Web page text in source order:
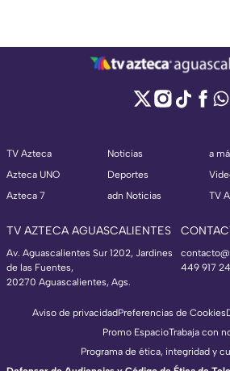
TV Azteca
Azteca UNO
Azteca 7
Noticias
Deportes
adn Noticias
a
TV
TV AZTECA AGUASCALIENTES
Av. Aguascalientes Sur 1202, Jardines
de las Fuentes,
20270 Aguascalientes, Ags.
449 917
Aviso de privacidadPreferencias de Cookies
Promo EspacioTrabaja con
Programa de ética, integridad y